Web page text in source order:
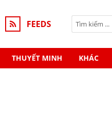
FEEDS
THUYẾT MINH KHÁC